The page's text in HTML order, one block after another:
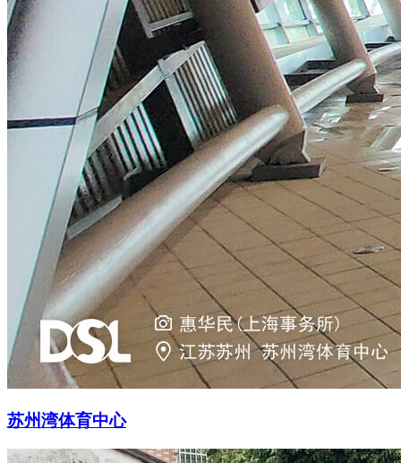
苏州湾体育中心